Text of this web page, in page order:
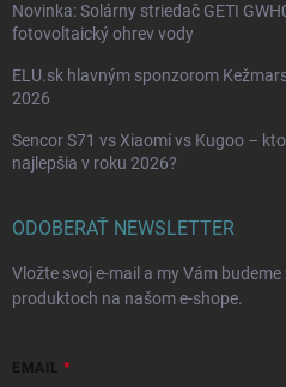
Novinka: Solárny striedač GETI
fotovoltaický ohrev vody
ELU.sk hlavným sponzorom
2026
Sencor S71 vs Xiaomi vs Kugoo –
najlepšia v roku 2026?
ODOBERAŤ NEWSLETTER
Vložte svoj e-mail a my Vám
produktoch na našom e-shope.
EMAIL